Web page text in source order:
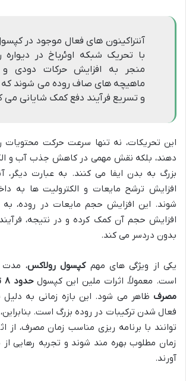
آنتراکینون های فعال موجود در
با تحریک شبکه اوئرباخ در دیواره
منجر به افزایش حرکات دودی و
ماهیچه های صاف روده می شوند
و تسریع فرآیند دفع کمک شایانی می
این تحریکات، نه تنها سرعت حرکت محتویات
دهند، بلکه نقش مهمی در کاهش جذب آب و
بزرگ به بدن ایفا می کنند. به عبارت دیگر،
افزایش ترشح مایعات و الکترولیت ها به
شوند. این افزایش حجم مایعات در روده،
افزایش حجم آن کمک کرده و در نتیجه،
بدون دردسر می کند.
یکی از ویژگی های مهمکپسول رولاکس، مدت
است. معمولاً، اثرات ملین این کپسول
مصرف ظاهر می شود. این بازه زمانی به دلیل
فعال شدن ترکیبات در روده بزرگ است.
توانند با برنامه ریزی مناسب زمان مصرف، از
زمان مطلوب بهره مند شوند و تجربه رهایی
آورند.